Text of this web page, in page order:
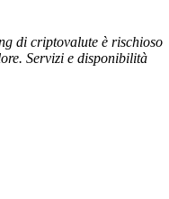
di criptovalute è rischioso
Servizi e disponibilità